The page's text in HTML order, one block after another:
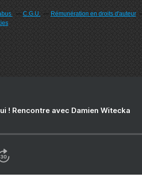
C.G.U. Rémunération en droits d'auteur
! Rencontre avec Damien Witecka